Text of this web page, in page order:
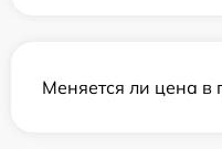
Меняется ли цена в